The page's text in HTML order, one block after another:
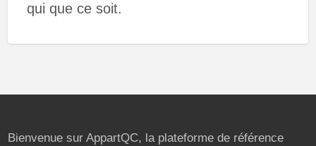
qui que ce soit.
Bienvenue sur AppartQC, la plateforme de référence